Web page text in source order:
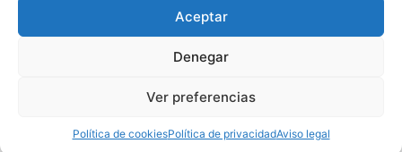
Aceptar
Denegar
Ver preferencias
Política de cookiesPolítica de privacidadAviso legal
María Arnadis. Todos los derechos reservados.
Política de privacidad